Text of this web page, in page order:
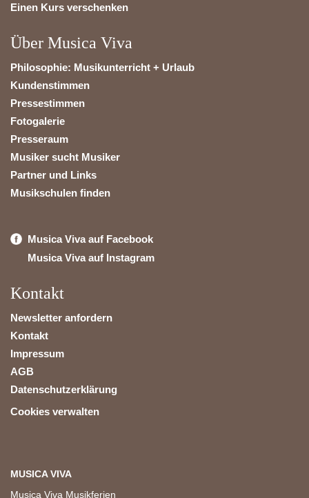
Einen Kurs verschenken
Über Musica Viva
Philosophie: Musikunterricht + Urlaub
Kundenstimmen
Pressestimmen
Fotogalerie
Presseraum
Musiker sucht Musiker
Partner und Links
Musikschulen finden
Musica Viva auf Facebook
Musica Viva auf Instagram
Kontakt
Newsletter anfordern
Kontakt
Impressum
AGB
Datenschutzerklärung
Cookies verwalten
MUSICA VIVA
Musica Viva Musikferien